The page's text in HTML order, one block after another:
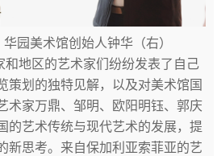
园美术馆创始人钟华（右）
和地区的艺术家们纷纷发表了自己
策划的独特见解，以及对美术馆国
术家万鼎、邹明、欧阳明钰、郭庆
的艺术传统与现代艺术的发展，提
新思考。来自保加利亚索菲亚的艺